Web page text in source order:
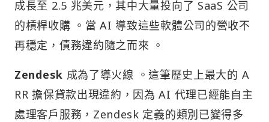
成長至 2.5 兆美元，其中大量投向了 SaaS 公司
的槓桿收購 。當 AI 導致這些軟體公司的營收不
再穩定，債務違約隨之而來 。
Zendesk 成為了導火線 。這筆歷史上最大的 A
RR 擔保貸款出現違約，因為 AI 代理已經能自主
處理客戶服務，Zendesk 定義的類別已變得多